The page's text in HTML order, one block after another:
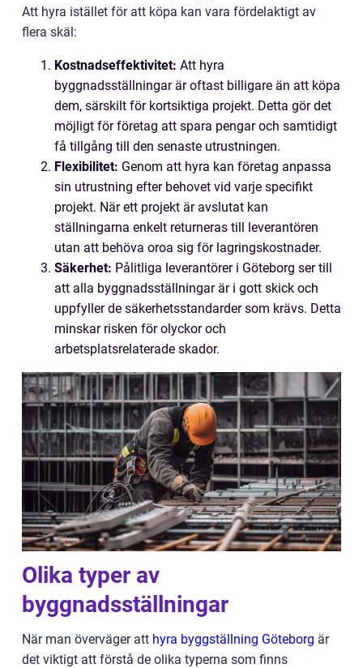
Att hyra istället för att köpa kan vara fördelaktigt av
flera skäl:
Kostnadseffektivitet: Att hyra
byggnadsställningar är oftast billigare än att köpa
dem, särskilt för kortsiktiga projekt. Detta gör det
möjligt för företag att spara pengar och samtidigt
få tillgång till den senaste utrustningen.
Flexibilitet: Genom att hyra kan företag anpassa
sin utrustning efter behovet vid varje specifikt
projekt. När ett projekt är avslutat kan
ställningarna enkelt returneras till leverantören
utan att behöva oroa sig för lagringskostnader.
Säkerhet: Pålitliga leverantörer i Göteborg ser till
att alla byggnadsställningar är i gott skick och
uppfyller de säkerhetsstandarder som krävs. Detta
minskar risken för olyckor och
arbetsplatsrelaterade skador.
Olika typer av
byggnadsställningar
När man överväger att hyra byggställning Göteborg är
det viktigt att förstå de olika typerna som finns